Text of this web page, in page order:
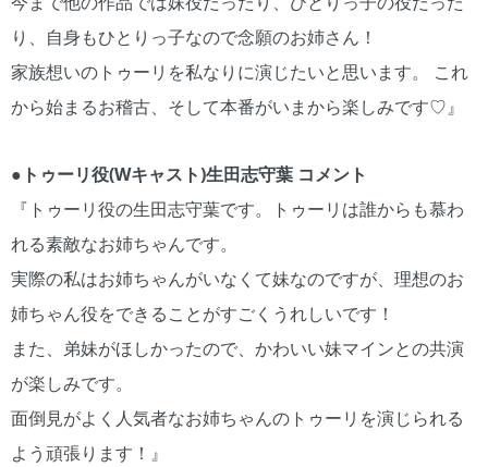
り、自身もひとりっ子なので念願のお姉さん！
家族想いのトゥーリを私なりに演じたいと思います。 これ
から始まるお稽古、そして本番がいまから楽しみです♡』
●トゥーリ役(Wキャスト)生田志守葉 コメント
『トゥーリ役の生田志守葉です。トゥーリは誰からも慕わ
れる素敵なお姉ちゃんです。
実際の私はお姉ちゃんがいなくて妹なのですが、理想のお
姉ちゃん役をできることがすごくうれしいです！
また、弟妹がほしかったので、かわいい妹マインとの共演
が楽しみです。
面倒見がよく人気者なお姉ちゃんのトゥーリを演じられる
よう頑張ります！』